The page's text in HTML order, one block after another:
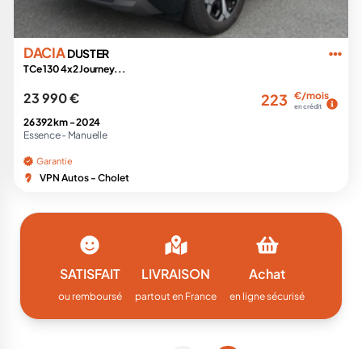
DACIADUSTER
TCe 130 4x2 Journey...
23 990 € 223 €/mois
en crédit
26 392 km -2024
Essence - Manuelle
Garantie
VPN Autos - Cholet
SATISFAIT
ou remboursé
LIVRAISON
partout en France
Achat
en ligne sécurisé